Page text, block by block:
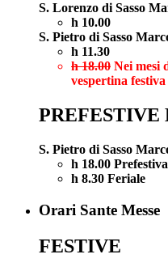
S. Lorenzo di Sasso
h 10.00
S. Pietro di Sasso
h 11.30
h 18.00 Nei mesi
vespertina festiva
S. Pietro di Sasso
h 18.00 Prefestiva
h 8.30 Feriale
Orari Sante Messe
FESTIVE